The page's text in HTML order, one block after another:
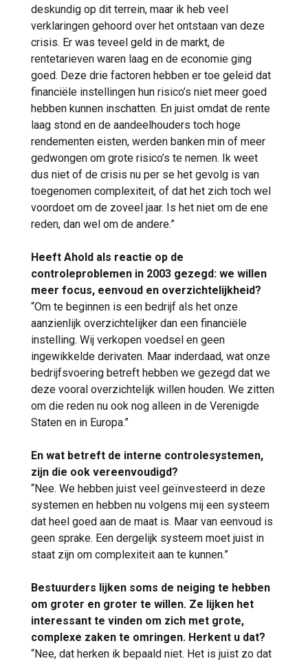
deskundig op dit terrein, maar ik heb veel
verklaringen gehoord over het ontstaan van deze
crisis. Er was teveel geld in de markt, de
rentetarieven waren laag en de economie ging
goed. Deze drie factoren hebben er toe geleid dat
financiële instellingen hun risico’s niet meer goed
hebben kunnen inschatten. En juist omdat de rente
laag stond en de aandeelhouders toch hoge
rendementen eisten, werden banken min of meer
gedwongen om grote risico’s te nemen. Ik weet
dus niet of de crisis nu per se het gevolg is van
toegenomen complexiteit, of dat het zich toch wel
voordoet om de zoveel jaar. Is het niet om de ene
reden, dan wel om de andere.”
Heeft Ahold als reactie op de
controleproblemen in 2003 gezegd: we willen
meer focus, eenvoud en overzichtelijkheid?
“Om te beginnen is een bedrijf als het onze
aanzienlijk overzichtelijker dan een financiële
instelling. Wij verkopen voedsel en geen
ingewikkelde derivaten. Maar inderdaad, wat onze
bedrijfsvoering betreft hebben we gezegd dat we
deze vooral overzichtelijk willen houden. We zitten
om die reden nu ook nog alleen in de Verenigde
Staten en in Europa.”
En wat betreft de interne controlesystemen,
zijn die ook vereenvoudigd?
“Nee. We hebben juist veel geïnvesteerd in deze
systemen en hebben nu volgens mij een systeem
dat heel goed aan de maat is. Maar van eenvoud is
geen sprake. Een dergelijk systeem moet juist in
staat zijn om complexiteit aan te kunnen.”
Bestuurders lijken soms de neiging te hebben
om groter en groter te willen. Ze lijken het
interessant te vinden om zich met grote,
complexe zaken te omringen. Herkent u dat?
“Nee, dat herken ik bepaald niet. Het is juist zo dat